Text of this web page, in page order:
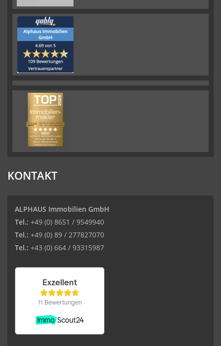
KONTAKT
ALPHAUS Immobilien GmbH
Tel.: +49 (0) 8651 / 9549940
Tel.: +49 (0) 89 / 277827070
Tel.: +43 (0) 664 / 93315987